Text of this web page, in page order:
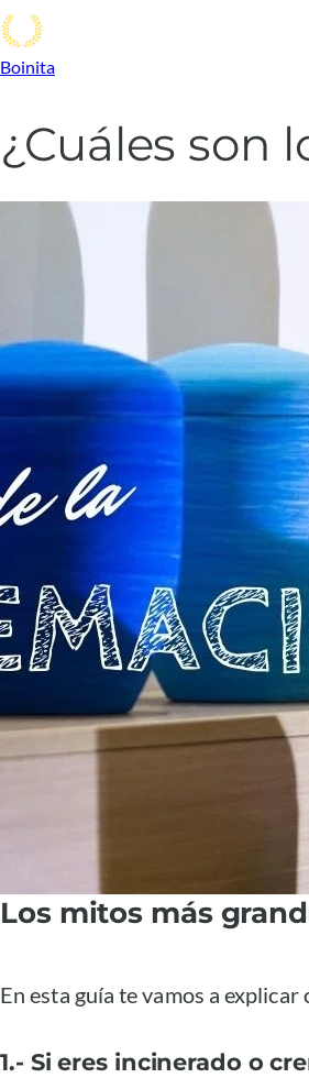
Boinita
¿Cuáles son
Los mitos más
En esta guía te vamos a
1.- Si eres incinerado o